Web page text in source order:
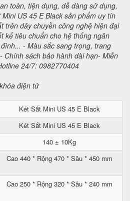
toàn, tiện dụng, dễ dàng sử dụng,
US 45 E Black sản phẩm uy tín
trên dây chuyền công nghệ hiện đại
kế tiêu chuẩn cho hệ thống ngân
- Màu sắc sang trọng, trang
Chính sách bảo hành dài hạn- Miễn
24/7: 0982770404
Két Sắt Mini US 45 E Black
Két Sắt Mini US 45 E Black
140 ± 10Kg
Cao 440 * Rộng 470 * Sâu * 450 mm
Cao 250 * Rộng 320 * Sâu * 240 mm